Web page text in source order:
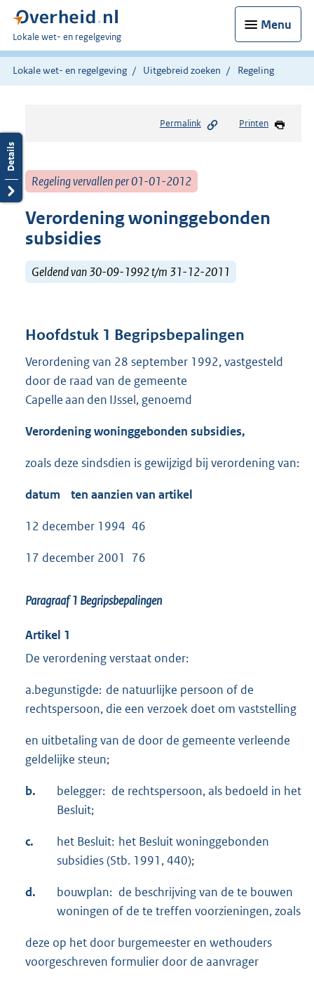
Menu
U
bent
hier:
Lokale wet- en regelgeving
Lokale wet- en regelgeving Uitgebreid zoeken Regeling
Permalink Printen
Regeling vervallen per 01-01-2012
Verordening woninggebonden
subsidies
Geldend van 30-09-1992 t/m 31-12-2011
Hoofdstuk 1 Begripsbepalingen
Verordening van 28 september 1992, vastgesteld
door de raad van de gemeente
Capelle aan den IJssel, genoemd
Verordening woninggebonden subsidies,
zoals deze sindsdien is gewijzigd bij verordening van:
datum ten aanzien van artikel
12 december 1994 46
17 december 2001 76
Paragraaf 1 Begripsbepalingen
Artikel 1
De verordening verstaat onder:
a.begunstigde: de natuurlijke persoon of de
rechtspersoon, die een verzoek doet om vaststelling
en uitbetaling van de door de gemeente verleende
geldelijke steun;
b.
belegger: de rechtspersoon, als bedoeld in het
Besluit;
c.
het Besluit: het Besluit woninggebonden
subsidies (Stb. 1991, 440);
d.
bouwplan: de beschrijving van de te bouwen
woningen of de te treffen voorzieningen, zoals
deze op het door burgemeester en wethouders
voorgeschreven formulier door de aanvrager